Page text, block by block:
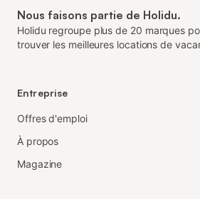
Nous faisons partie de Holidu.
Holidu regroupe plus de 20 marques
trouver les meilleures locations de
Entreprise
Offres d'emploi
À propos
Magazine